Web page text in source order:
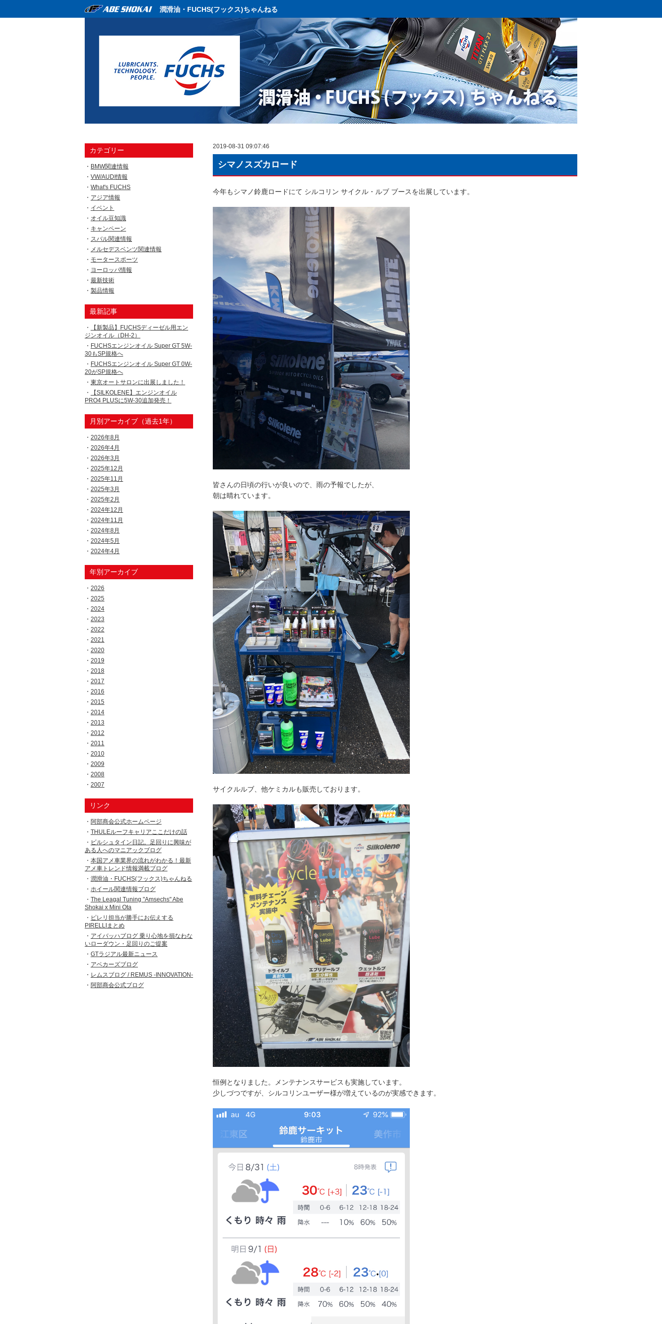
潤滑油・FUCHS(フックス)ちゃんねる
カテゴリー
BMW関連情報
VW/AUDI情報
What's FUCHS
アジア情報
イベント
オイル豆知識
キャンペーン
スバル関連情報
メルセデスベンツ関連情報
モータースポーツ
ヨーロッパ情報
最新技術
製品情報
最新記事
【新製品】FUCHSディーゼル用エン
ジンオイル（DH-2）
FUCHSエンジンオイル Super GT 5W-
30もSP規格へ
FUCHSエンジンオイル Super GT 0W-
20がSP規格へ
東京オートサロンに出展しました！
【SILKOLENE】エンジンオイル
PRO4 PLUSに5W-30追加発売！
月別アーカイブ（過去1年）
2026年8月
2026年4月
2026年3月
2025年12月
2025年11月
2025年3月
2025年2月
2024年12月
2024年11月
2024年8月
2024年5月
2024年4月
年別アーカイブ
2026
2025
2024
2023
2022
2021
2020
2019
2018
2017
2016
2015
2014
2013
2012
2011
2010
2009
2008
2007
リンク
阿部商会公式ホームページ
THULEルーフキャリアここだけの話
ビルシュタイン日記。足回りに興味が
ある人へのマニアックブログ
本国アメ車業界の流れがわかる！最新
アメ車トレンド情報満載ブログ
潤滑油・FUCHS(フックス)ちゃんねる
ホイール関連情報ブログ
The Leagal Tuning "Amsechs" Abe
Shokai x Mini Ota
ピレリ担当が勝手にお伝えする
PIRELLIまとめ
アイバッハブログ 乗り心地を損なわな
いローダウン・足回りのご提案
GTラジアル最新ニュース
アベカーズブログ
レムスブログ / REMUS -INNOVATION-
阿部商会公式ブログ
2019-08-31 09:07:46
シマノスズカロード
今年もシマノ鈴鹿ロードにて シルコリン サイクル・ルブ ブースを出展しています。
皆さんの日頃の行いが良いので、雨の予報でしたが、
朝は晴れています。
サイクルルブ、他ケミカルも販売しております。
恒例となりました。メンテナンスサービスも実施しています。
少しづつですが、シルコリンユーザー様が増えているのが実感できます。